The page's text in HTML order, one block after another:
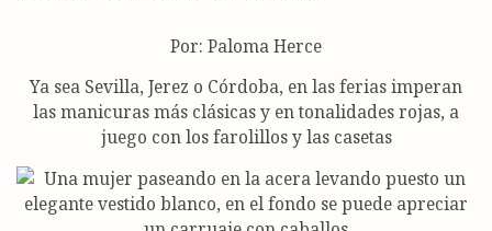
Por: Paloma Herce
Ya sea Sevilla, Jerez o Córdoba, en las ferias imperan
las manicuras más clásicas y en tonalidades rojas, a
juego con los farolillos y las casetas